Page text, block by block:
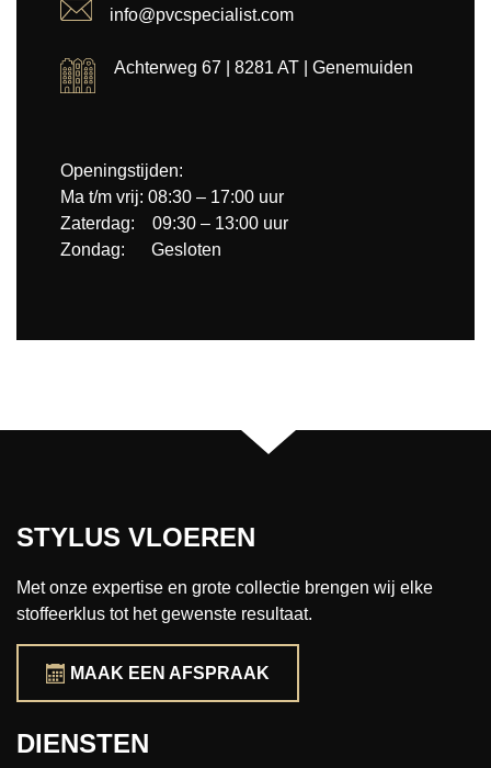
info@pvcspecialist.com
Achterweg 67 | 8281 AT | Genemuiden
Openingstijden:
Ma t/m vrij: 08:30 – 17:00 uur
Zaterdag: 09:30 – 13:00 uur
Zondag: Gesloten
STYLUS VLOEREN
Met onze expertise en grote collectie brengen wij elke
stoffeerklus tot het gewenste resultaat.
MAAK EEN AFSPRAAK
DIENSTEN